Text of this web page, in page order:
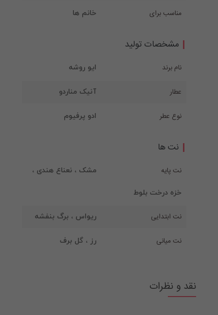
مناسب برای خانم ها
مشخصات تولید
نام برند ایو روشه
عطار آنیک مناردو
نوع عطر ادو پرفیوم
نت ها
نت پایه مشک ، نعناع هندی ،
خزه درخت بلوط
نت ابتدایی ریواس ، برگ بنفشه
نت میانی رز ، گل برف
نقد و نظرات